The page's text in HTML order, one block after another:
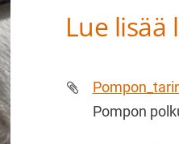
Lue lisää
Pompon